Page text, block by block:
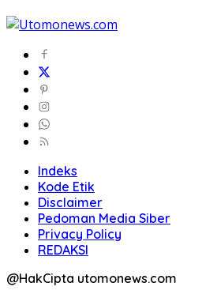
Indeks
Kode Etik
Disclaimer
Pedoman Media Siber
Privacy Policy
REDAKSI
@HakCipta utomonews.com